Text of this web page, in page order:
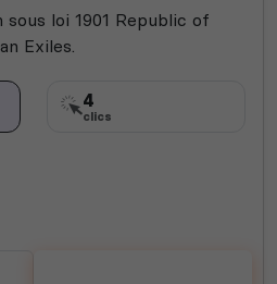
sous loi 1901 Republic of
Exiles.
4
clics